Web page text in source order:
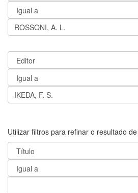
Utilizar filtros para refinar o resultado